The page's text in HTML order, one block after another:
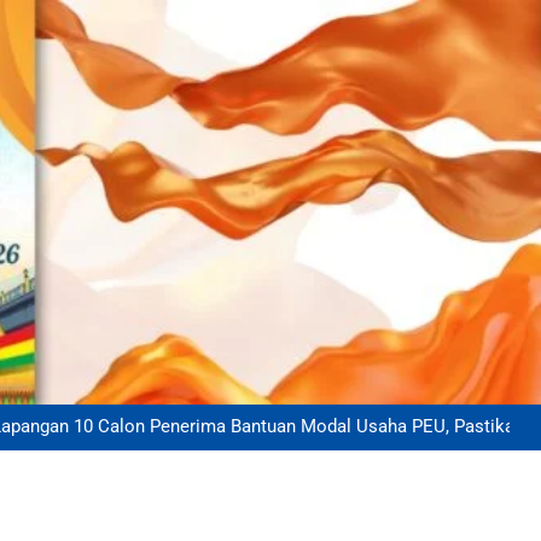
Bhabinkamtibmas Salurkan Bantuan Sembako Kepada Petani
Jagung Pipil di Kecamatan Mempura
Pangan, Bhabinkamtibmas Kampung Teluk Merempan Tinjau
Tanaman Jagung Waga
Sambangi Petani Jagung, Berikan Motivasi Dukung Ketahanan
Pangan Nasional
10 Calon Penerima Bantuan Modal Usaha PEU, Pastikan Tepat
Sasaran
Bhabinkamtibmas Salurkan Bantuan Sembako Kepada Petani
Petani Jagung, Berikan Motivasi Dukung Ketahanan
Calon Penerima Bantuan Modal Usaha PEU, Pastikan Tepat
Bhabinkamtibmas Salurkan Bantuan Sembako Kepada Petani